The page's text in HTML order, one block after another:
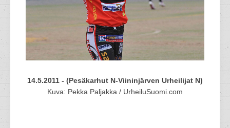
14.5.2011 - (Pesäkarhut N-Viininjärven Urheilijat N)
Kuva: Pekka Paljakka / UrheiluSuomi.com